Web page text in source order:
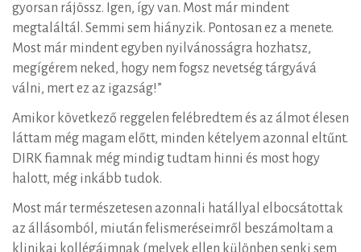
gyorsan rájössz. Igen, így van. Most már mindent
megtaláltál. Semmi sem hiányzik. Pontosan ez a menete.
Most már mindent egyben nyilvánosságra hozhatsz,
megígérem neked, hogy nem fogsz nevetség tárgyává
válni, mert ez az igazság!”
Amikor következő reggelen felébredtem és az álmot élesen
láttam még magam előtt, minden kételyem azonnal eltűnt.
DIRK fiamnak még mindig tudtam hinni és most hogy
halott, még inkább tudok.
Most már természetesen azonnali hatállyal elbocsátottak
az állásomból, miután felismeréseimről beszámoltam a
klinikai kollégáimnak (melyek ellen különben senki sem